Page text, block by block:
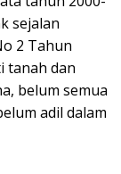
sejalan
2 Tahun
tanah dan
belum semua
adil dalam